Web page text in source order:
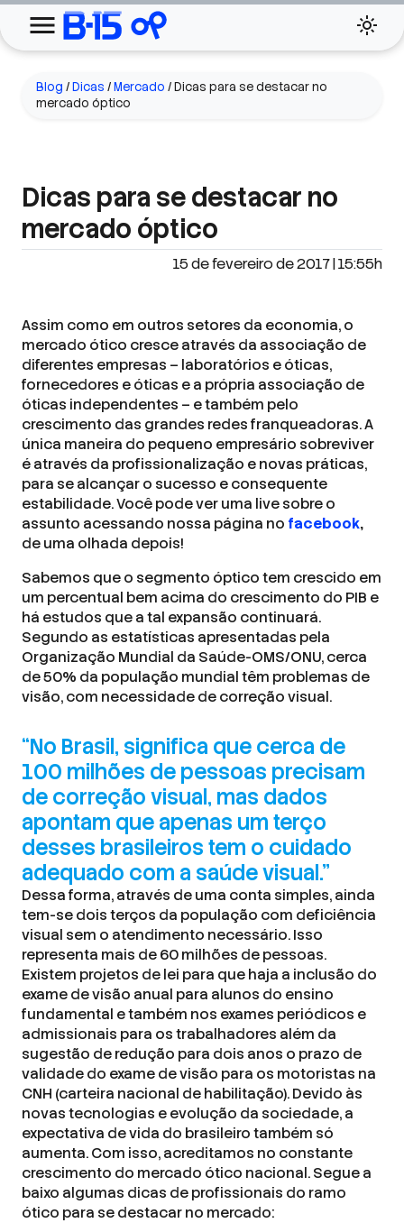
Blog /Dicas /Mercado /Dicas para se destacar no
mercado óptico
Dicas para se destacar no
mercado óptico
15 de fevereiro de 2017 | 15:55h
Assim como em outros setores da economia, o
mercado ótico cresce através da associação de
diferentes empresas – laboratórios e óticas,
fornecedores e óticas e a própria associação de
óticas independentes – e também pelo
crescimento das grandes redes franqueadoras. A
única maneira do pequeno empresário sobreviver
é através da profissionalização e novas práticas,
para se alcançar o sucesso e consequente
estabilidade. Você pode ver uma live sobre o
assunto acessando nossa página no facebook,
de uma olhada depois!
Sabemos que o segmento óptico tem crescido em
um percentual bem acima do crescimento do PIB e
há estudos que a tal expansão continuará.
Segundo as estatísticas apresentadas pela
Organização Mundial da Saúde-OMS/ONU, cerca
de 50% da população mundial têm problemas de
visão, com necessidade de correção visual.
“No Brasil, significa que cerca de
100 milhões de pessoas precisam
de correção visual, mas dados
apontam que apenas um terço
desses brasileiros tem o cuidado
adequado com a saúde visual.”
Dessa forma, através de uma conta simples, ainda
tem-se dois terços da população com deficiência
visual sem o atendimento necessário. Isso
representa mais de 60 milhões de pessoas.
Existem projetos de lei para que haja a inclusão do
exame de visão anual para alunos do ensino
fundamental e também nos exames periódicos e
admissionais para os trabalhadores além da
sugestão de redução para dois anos o prazo de
validade do exame de visão para os motoristas na
CNH (carteira nacional de habilitação). Devido às
novas tecnologias e evolução da sociedade, a
expectativa de vida do brasileiro também só
aumenta. Com isso, acreditamos no constante
crescimento do mercado ótico nacional. Segue a
baixo algumas dicas de profissionais do ramo
ótico para se destacar no mercado: